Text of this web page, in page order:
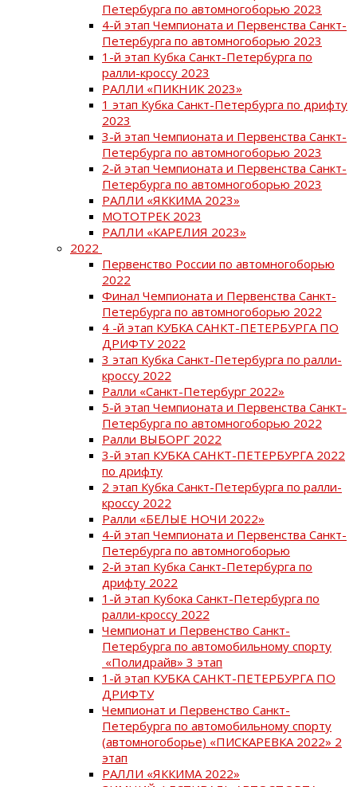
Петербурга по автомногоборью 2023
4-й этап Чемпионата и Первенства Санкт-
Петербурга по автомногоборью 2023
1-й этап Кубка Санкт-Петербурга по
ралли-кроссу 2023
РАЛЛИ «ПИКНИК 2023»
1 этап Кубка Санкт-Петербурга по дрифту
2023
3-й этап Чемпионата и Первенства Санкт-
Петербурга по автомногоборью 2023
2-й этап Чемпионата и Первенства Санкт-
Петербурга по автомногоборью 2023
РАЛЛИ «ЯККИМА 2023»
МОТОТРЕК 2023
РАЛЛИ «КАРЕЛИЯ 2023»
2022
Первенство России по автомногоборью
2022
Финал Чемпионата и Первенства Санкт-
Петербурга по автомногоборью 2022
4 -й этап КУБКА САНКТ-ПЕТЕРБУРГА ПО
ДРИФТУ 2022
3 этап Кубка Санкт-Петербурга по ралли-
кроссу 2022
Ралли «Санкт-Петербург 2022»
5-й этап Чемпионата и Первенства Санкт-
Петербурга по автомногоборью 2022
Ралли ВЫБОРГ 2022
3-й этап КУБКА САНКТ-ПЕТЕРБУРГА 2022
по дрифту
2 этап Кубка Санкт-Петербурга по ралли-
кроссу 2022
Ралли «БЕЛЫЕ НОЧИ 2022»
4-й этап Чемпионата и Первенства Санкт-
Петербурга по автомногоборью
2-й этап Кубка Санкт-Петербурга по
дрифту 2022
1-й этап Кубока Санкт-Петербурга по
ралли-кроссу 2022
Чемпионат и Первенство Санкт-
Петербурга по автомобильному спорту
«Полидрайв» 3 этап
1-й этап КУБКА САНКТ-ПЕТЕРБУРГА ПО
ДРИФТУ
Чемпионат и Первенство Санкт-
Петербурга по автомобильному спорту
(автомногоборье) «ПИСКАРЕВКА 2022» 2
этап
РАЛЛИ «ЯККИМА 2022»